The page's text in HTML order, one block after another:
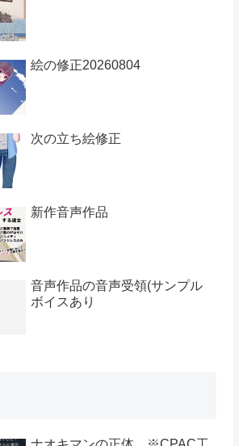
絵の修正20260804
次の立ち絵修正
新作音声作品
音声作品の音声受領(サンプル
ボイスあり